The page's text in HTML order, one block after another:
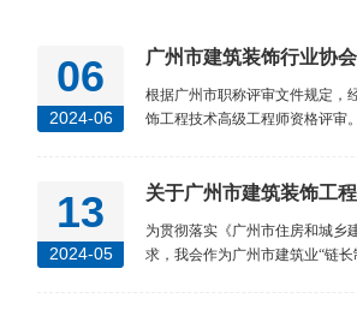
06
2024-06
广州市建筑装饰行业协
根据广州市职称评审文件规定，
饰工程技术高级工程师资格评审
13
2024-05
关于广州市建筑装饰工
为贯彻落实《广州市住房和城乡
求，我会作为广州市建筑业“链